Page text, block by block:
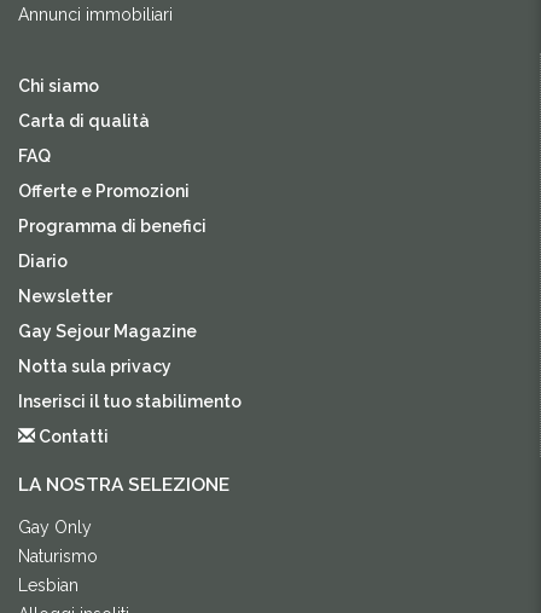
Annunci immobiliari
Chi siamo
Carta di qualità
FAQ
Offerte e Promozioni
Programma di benefici
Diario
Newsletter
Gay Sejour Magazine
Notta sula privacy
Inserisci il tuo stabilimento
Contatti
LA NOSTRA SELEZIONE
Gay Only
Naturismo
Lesbian